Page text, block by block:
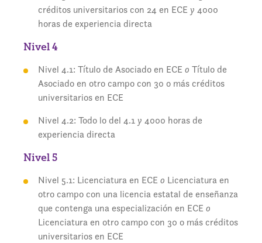
créditos universitarios con 24 en ECE y 4000
horas de experiencia directa
Nivel 4
Nivel 4.1: Título de Asociado en ECE o Título de
Asociado en otro campo con 30 o más créditos
universitarios en ECE
Nivel 4.2: Todo lo del 4.1y 4000 horas de
experiencia directa
Nivel 5
Nivel 5.1: Licenciatura en ECE o Licenciatura en
otro campo con una licencia estatal de enseñanza
que contenga una especialización en ECE o
Licenciatura en otro campo con 30 o más créditos
universitarios en ECE